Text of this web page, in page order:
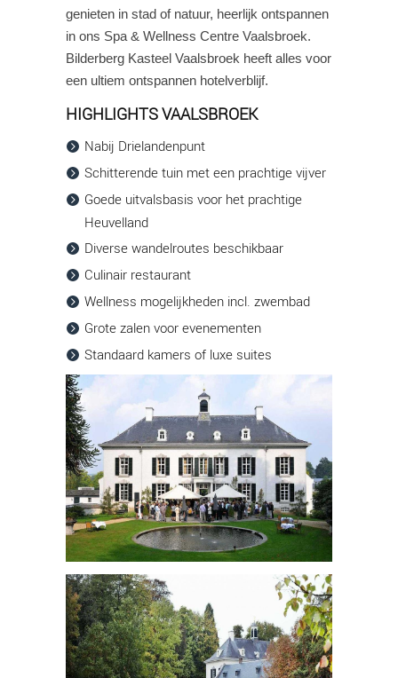
genieten in stad of natuur, heerlijk ontspannen
in ons Spa & Wellness Centre Vaalsbroek.
Bilderberg Kasteel Vaalsbroek heeft alles voor
een ultiem ontspannen hotelverblijf.
HIGHLIGHTS VAALSBROEK
Nabij Drielandenpunt
Schitterende tuin met een prachtige vijver
Goede uitvalsbasis voor het prachtige
Heuvelland
Diverse wandelroutes beschikbaar
Culinair restaurant
Wellness mogelijkheden incl. zwembad
Grote zalen voor evenementen
Standaard kamers of luxe suites